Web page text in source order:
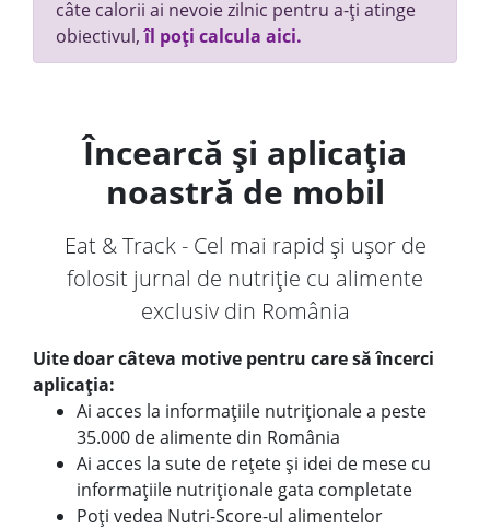
câte calorii ai nevoie zilnic pentru a-ți atinge
obiectivul,îl poți calcula aici.
Încearcă și aplicația
noastră de mobil
Eat & Track - Cel mai rapid și ușor de
folosit jurnal de nutriție cu alimente
exclusiv din România
Uite doar câteva motive pentru care să încerci
aplicația:
Ai acces la informațiile nutriționale a peste
35.000 de alimente din România
Ai acces la sute de rețete și idei de mese cu
informațiile nutriționale gata completate
Poți vedea Nutri-Score-ul alimentelor